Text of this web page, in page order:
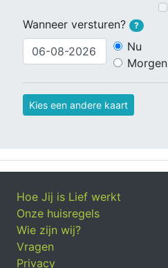
Wanneer versturen?
?
Nu
Morgen
Kies een andere kaart
Hoe Jij is Lief werkt
Onze huisregels
Wie zijn wij?
Vragen
Privacy